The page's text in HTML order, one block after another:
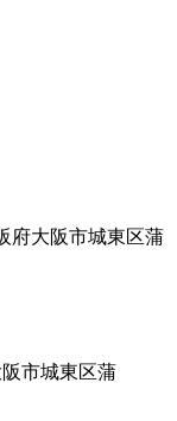
府大阪市城東区蒲
市城東区蒲